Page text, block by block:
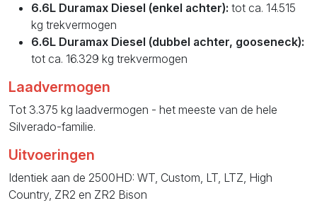
6.6L Duramax Diesel (enkel achter): tot ca. 14.515
kg trekvermogen
6.6L Duramax Diesel (dubbel achter, gooseneck):
tot ca. 16.329 kg trekvermogen
Laadvermogen
Tot 3.375 kg laadvermogen - het meeste van de hele
Silverado-familie.
Uitvoeringen
Identiek aan de 2500HD: WT, Custom, LT, LTZ, High
Country, ZR2 en ZR2 Bison